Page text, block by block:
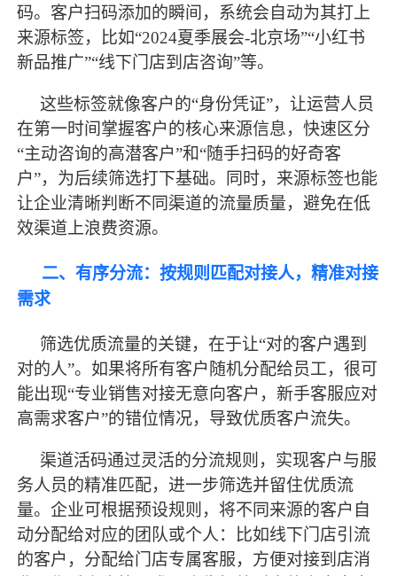
码。客户扫码添加的瞬间，系统会自动为其打上
来源标签，比如“2024夏季展会-北京场”“小红书
新品推广”“线下门店到店咨询”等。
这些标签就像客户的“身份凭证”，让运营人员
在第一时间掌握客户的核心来源信息，快速区分
“主动咨询的高潜客户”和“随手扫码的好奇客
户”，为后续筛选打下基础。同时，来源标签也能
让企业清晰判断不同渠道的流量质量，避免在低
效渠道上浪费资源。
二、有序分流：按规则匹配对接人，精准对接
需求
筛选优质流量的关键，在于让“对的客户遇到
对的人”。如果将所有客户随机分配给员工，很可
能出现“专业销售对接无意向客户，新手客服应对
高需求客户”的错位情况，导致优质客户流失。
渠道活码通过灵活的分流规则，实现客户与服
务人员的精准匹配，进一步筛选并留住优质流
量。企业可根据预设规则，将不同来源的客户自
动分配给对应的团队或个人：比如线下门店引流
的客户，分配给门店专属客服，方便对接到店消